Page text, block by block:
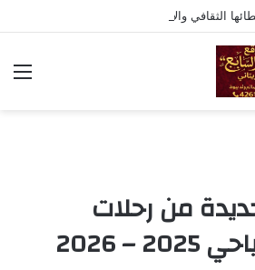
الثقافي والاجتماعي في حفلها السنوي
من رحلات
– 2026